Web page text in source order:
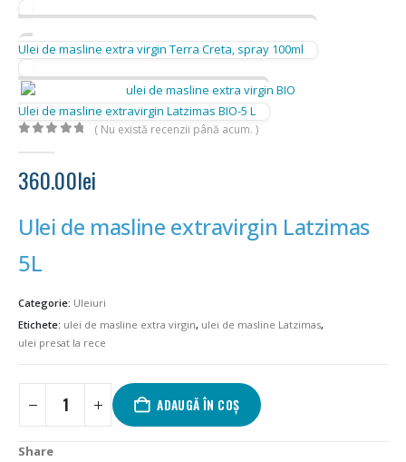
Ulei de masline extra virgin Terra Creta, spray 100ml
Ulei de masline extravirgin Latzimas BIO-5 L
( Nu există recenzii până acum. )
360.00lei
Ulei de masline extravirgin Latzimas
5L
Categorie: Uleiuri
Etichete: ulei de masline extra virgin, ulei de masline Latzimas,
ulei presat la rece
ADAUGĂ ÎN COȘ
Share